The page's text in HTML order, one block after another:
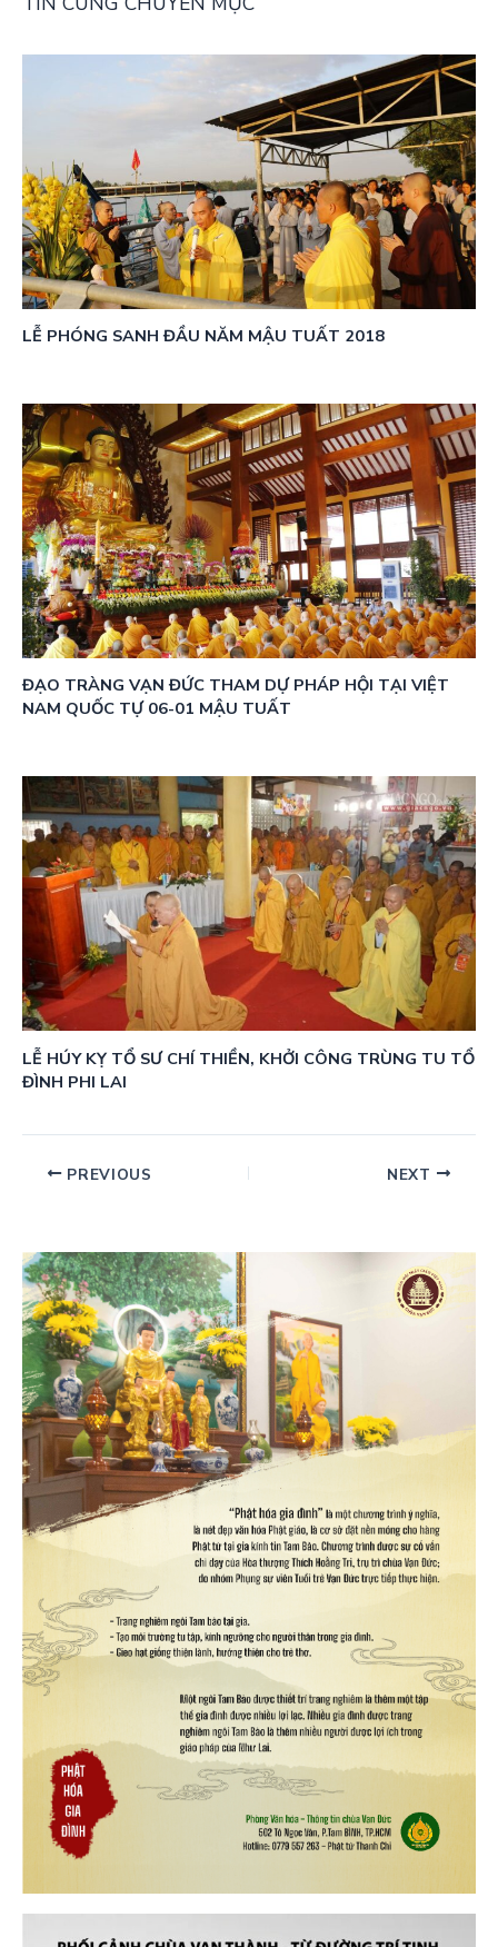
LỄ PHÓNG SANH ĐẦU NĂM MẬU TUẤT 2018
ĐẠO TRÀNG VẠN ĐỨC THAM DỰ PHÁP HỘI TẠI VIỆT
NAM QUỐC TỰ 06-01 MẬU TUẤT
LỄ HÚY KỴ TỔ SƯ CHÍ THIỀN, KHỞI CÔNG TRÙNG TU TỔ
ĐÌNH PHI LAI
PREVIOUS NEXT